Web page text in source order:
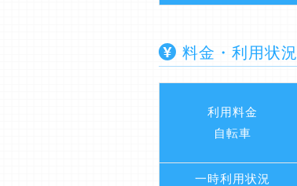
料金・利用状況
利用料金
自転車
一時利用状況